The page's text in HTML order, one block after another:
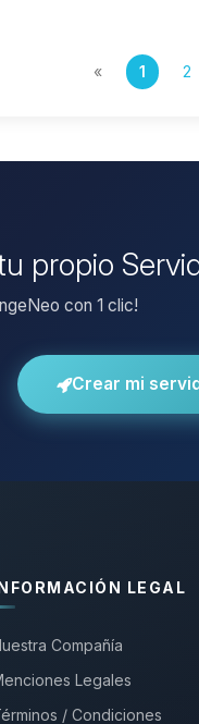
« 1 2
propio
con 1 clic!
Crear mi
LEGAL
Compañía
Legales
/ Condiciones